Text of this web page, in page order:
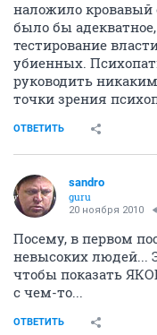
наложило кровавый
было бы
тестирование
убиенных.
руководить
точки зрения
ОТВЕТИТЬ
sandro
guru
20 ноября 2010
Посему, в первом
невысоких людей...
чтобы показать
с чем-то...
ОТВЕТИТЬ